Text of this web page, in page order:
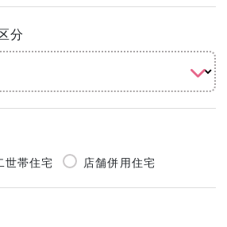
分
世帯住宅 店舗併用住宅